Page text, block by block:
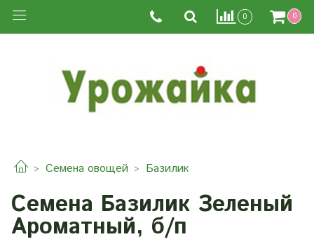
0 0
Семена овощей Базилик
Семена Базилик Зеленый
Ароматный, б/п